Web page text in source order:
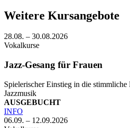
Weitere Kursangebote
28.08. – 30.08.2026
Vokalkurse
Jazz-Gesang für Frauen
Spielerischer Einstieg in die
Jazzmusik
AUSGEBUCHT
INFO
06.09. – 12.09.2026